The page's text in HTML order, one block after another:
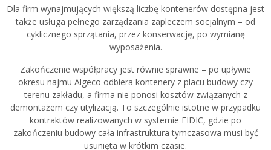
Dla firm wynajmujących większą liczbę kontenerów dostępna jest
także usługa pełnego zarządzania zapleczem socjalnym – od
cyklicznego sprzątania, przez konserwację, po wymianę
wyposażenia.
Zakończenie współpracy jest równie sprawne – po upływie
okresu najmu Algeco odbiera kontenery z placu budowy czy
terenu zakładu, a firma nie ponosi kosztów związanych z
demontażem czy utylizacją. To szczególnie istotne w przypadku
kontraktów realizowanych w systemie FIDIC, gdzie po
zakończeniu budowy cała infrastruktura tymczasowa musi być
usunięta w krótkim czasie.